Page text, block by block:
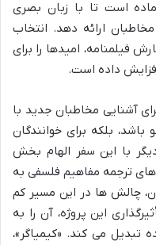
است تا با زبان بصری
مخاطبان ارائه دهد. انتخاب
فیلمنامه، امیدها را برای
داده است.
آشنایی مخاطبان جدید با
بلکه برای خوانندگان
با این سفر الهام بخش
ترجمه مفاهیم فلسفی به
چالش ها در این مسیر کم
این پروژه، آن را به
تبدیل می کند. «کیمیاگر»،